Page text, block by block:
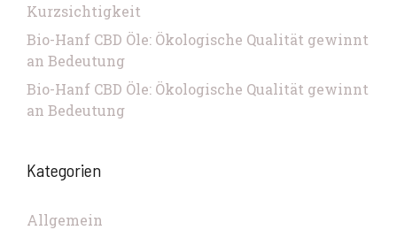
Kurzsichtigkeit
Bio-Hanf CBD Öle: Ökologische Qualität gewinnt
an Bedeutung
Bio-Hanf CBD Öle: Ökologische Qualität gewinnt
an Bedeutung
Kategorien
Allgemein